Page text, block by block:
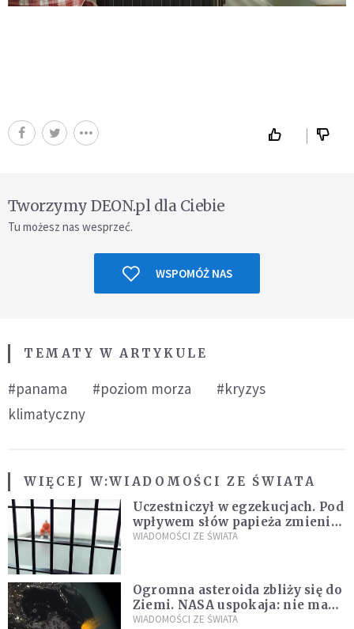
Tworzymy DEON.pl dla Ciebie
Tu możesz nas wesprzeć.
WSPOMÓŻ NAS
TEMATY W ARTYKULE
#panama #poziom morza
#kryzys
klimatyczny
WIĘCEJ W:WIADOMOŚCI ZE ŚWIATA
Uczestniczył w egzekucjach. Pod
wpływem słów papieża zmienił
zdanie
WIADOMOŚCI ZE ŚWIATA
Ogromna asteroida zbliży się do
Ziemi. NASA uspokaja: nie ma
zagrożenia
WIADOMOŚCI ZE ŚWIATA